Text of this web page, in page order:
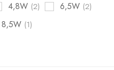
4,8W (2) 6,5W (2)
8,5W (1)